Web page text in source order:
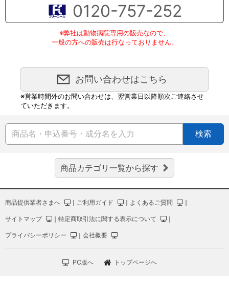
0120-757-252
※弊社は動物病院専用の販売なので、
一般の方への販売は行なっておりません。
お問い合わせはこちら
※営業時間外のお問い合わせは、翌営業日以降順次ご連絡させ
ていただきます。
検索
商品カテゴリ一覧から探す
商品提供業者さまへ ｜ ご利用ガイド ｜ よくあるご質問 ｜
サイトマップ ｜ 特定商取引法に関する表示について ｜
プライバシーポリシー ｜ 会社概要
PC版へ トップページへ